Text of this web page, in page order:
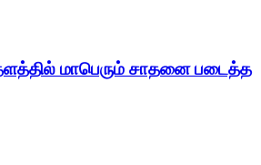
தளத்தில் மாபெரும் சாதனை படைத்த